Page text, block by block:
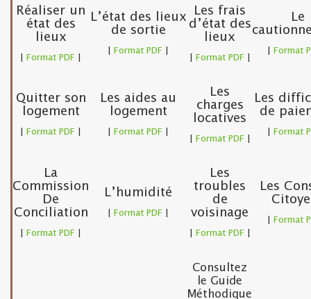
Réaliser un
état des
lieux
Format PDF
L’état des lieux
de sortie
Format PDF
Les frais
d’état des
lieux
Format PDF
Le
Format
Quitter son
logement
Format PDF
Les aides au
logement
Format PDF
Les
charges
locatives
Format PDF
Les
de
Format
La
Commission
De
Conciliation
Format PDF
L’humidité
Format PDF
Les
troubles
de
voisinage
Format PDF
Les
Format
Consultez
le Guide
Méthodique